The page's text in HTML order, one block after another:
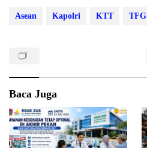
Asean Kapolri KTT TFG
Baca Juga